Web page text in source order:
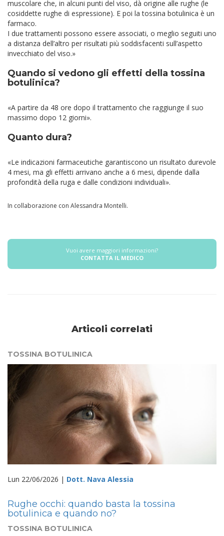
muscolare che, in alcuni punti del viso, dà origine alle rughe (le
cosiddette rughe di espressione). E poi la tossina botulinica è un
farmaco.
I due trattamenti possono essere associati, o meglio seguiti uno
a distanza dell’altro per risultati più soddisfacenti sull’aspetto
invecchiato del viso.»
Quando si vedono gli effetti della tossina
botulinica?
«A partire da 48 ore dopo il trattamento che raggiunge il suo
massimo dopo 12 giorni».
Quanto dura?
«Le indicazioni farmaceutiche garantiscono un risultato durevole
4 mesi, ma gli effetti arrivano anche a 6 mesi, dipende dalla
profondità della ruga e dalle condizioni individuali».
In collaborazione con Alessandra Montelli.
Vuoi avere maggiori informazioni?
CONTATTA IL MEDICO
Articoli correlati
TOSSINA BOTULINICA
Lun 22/06/2026 | Dott. Nava Alessia
Rughe occhi: quando basta la tossina
botulinica e quando no?
TOSSINA BOTULINICA